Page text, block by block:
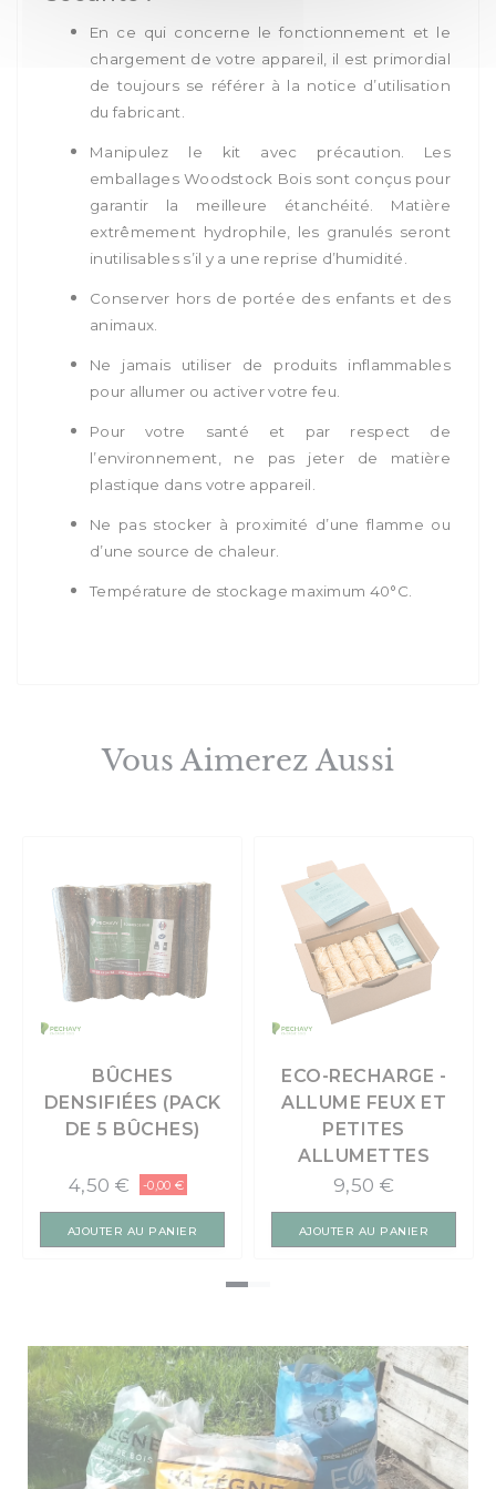
En ce qui concerne le fonctionnement et le
chargement de votre appareil, il est primordial
de toujours se référer à la notice d’utilisation
du fabricant.
Manipulez le kit avec précaution. Les
emballages Woodstock Bois sont conçus pour
garantir la meilleure étanchéité. Matière
extrêmement hydrophile, les granulés seront
inutilisables s’il y a une reprise d’humidité.
Conserver hors de portée des enfants et des
animaux.
Ne jamais utiliser de produits inflammables
pour allumer ou activer votre feu.
Pour votre santé et par respect de
l’environnement, ne pas jeter de matière
plastique dans votre appareil.
Ne pas stocker à proximité d’une flamme ou
d’une source de chaleur.
Température de stockage maximum 40°C.
Vous Aimerez Aussi
BÛCHES
DENSIFIÉES (PACK
DE 5 BÛCHES)
4,50 € -0,00 €
AJOUTER AU PANIER
ECO-RECHARGE -
ALLUME FEUX ET
PETITES
ALLUMETTES
9,50 €
AJOUTER AU PANIER